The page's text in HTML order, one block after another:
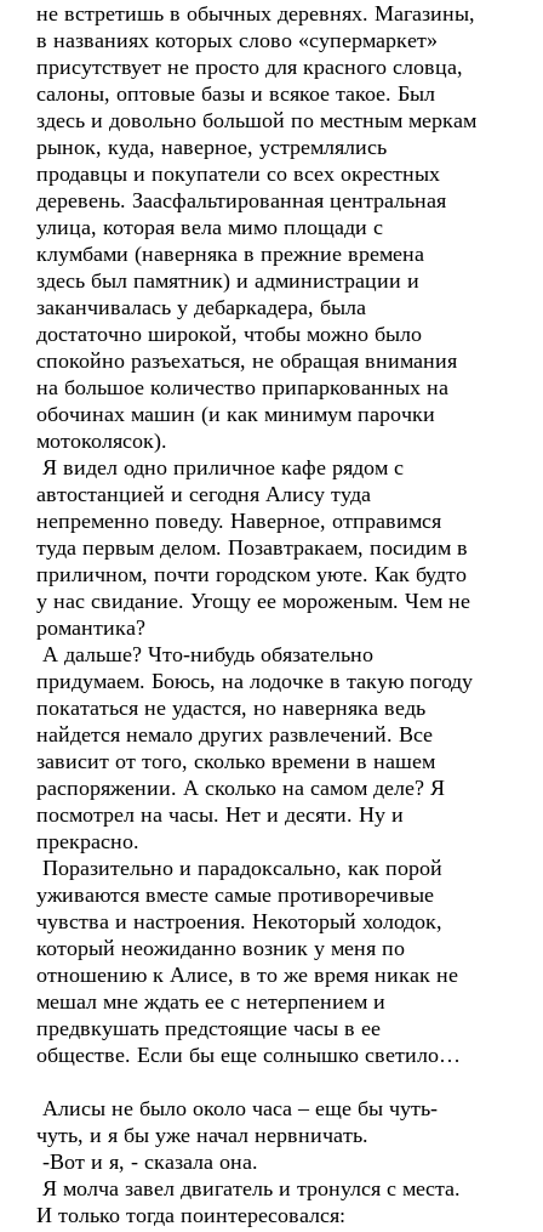
не встретишь в обычных деревнях. Магазины,
в названиях которых слово «супермаркет»
присутствует не просто для красного словца,
салоны, оптовые базы и всякое такое. Был
здесь и довольно большой по местным меркам
рынок, куда, наверное, устремлялись
продавцы и покупатели со всех окрестных
деревень. Заасфальтированная центральная
улица, которая вела мимо площади с
клумбами (наверняка в прежние времена
здесь был памятник) и администрации и
заканчивалась у дебаркадера, была
достаточно широкой, чтобы можно было
спокойно разъехаться, не обращая внимания
на большое количество припаркованных на
обочинах машин (и как минимум парочки
мотоколясок).
Я видел одно приличное кафе рядом с
автостанцией и сегодня Алису туда
непременно поведу. Наверное, отправимся
туда первым делом. Позавтракаем, посидим в
приличном, почти городском уюте. Как будто
у нас свидание. Угощу ее мороженым. Чем не
романтика?
А дальше? Что-нибудь обязательно
придумаем. Боюсь, на лодочке в такую погоду
покататься не удастся, но наверняка ведь
найдется немало других развлечений. Все
зависит от того, сколько времени в нашем
распоряжении. А сколько на самом деле? Я
посмотрел на часы. Нет и десяти. Ну и
прекрасно.
Поразительно и парадоксально, как порой
уживаются вместе самые противоречивые
чувства и настроения. Некоторый холодок,
который неожиданно возник у меня по
отношению к Алисе, в то же время никак не
мешал мне ждать ее с нетерпением и
предвкушать предстоящие часы в ее
обществе. Если бы еще солнышко светило…
Алисы не было около часа – еще бы чуть-
чуть, и я бы уже начал нервничать.
-Вот и я, - сказала она.
Я молча завел двигатель и тронулся с места.
И только тогда поинтересовался: